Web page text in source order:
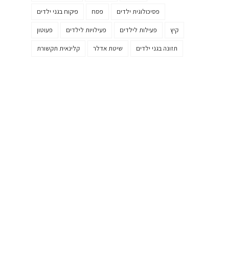
פיקוח בגני ילדים פסח פסיכולוגית ילדים
פעוטון פעילויות לילדים פעילות לילדים קיץ
קלינאית תקשורת שיטת אדלר תזונה בגני ילדים